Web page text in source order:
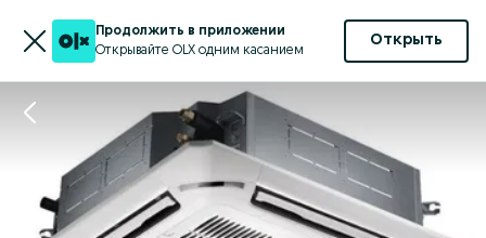
Продолжить в приложении
Открывайте OLX одним касанием
Открыть